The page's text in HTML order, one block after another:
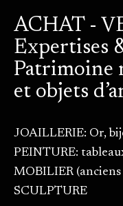
ACHAT -
Expertises
Patrimoine
et objets
JOAILLERIE: Or,
PEINTURE:
MOBILIER
SCULPTURE